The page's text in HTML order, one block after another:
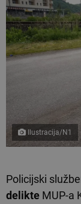
Ilustracija/N1
Policijski
delikte MUP-a